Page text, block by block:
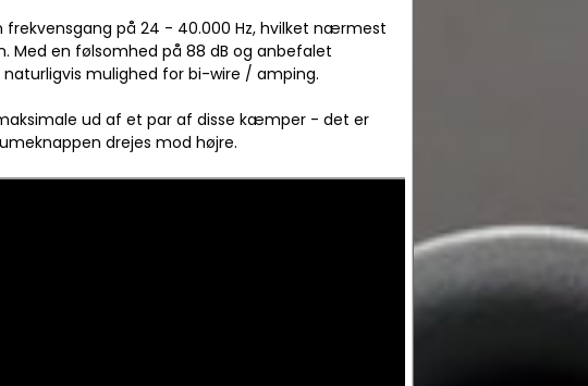
frekvensgang på 24 - 40.000 Hz, hvilket nærmest
Med en følsomhed på 88 dB og anbefalet
mulighed for bi-wire / amping.
ud af et par af disse kæmper - det er
drejes mod højre.